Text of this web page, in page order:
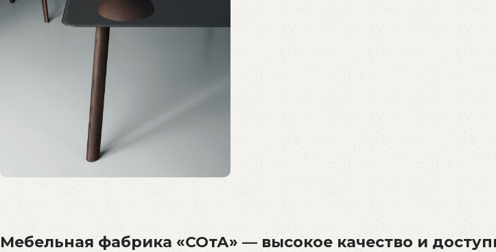
Распродажа
бестселлеров
Скидки на популярные модели!
Мебельная фабрика «СОтА» — высокое качество и